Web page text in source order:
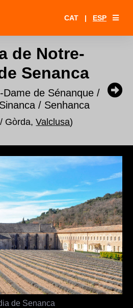
CAT | ESP
de Notre-
Senanca
Dame de Sénanque /
/ Senhanca
Gòrda,Valclusa)
de Senanca